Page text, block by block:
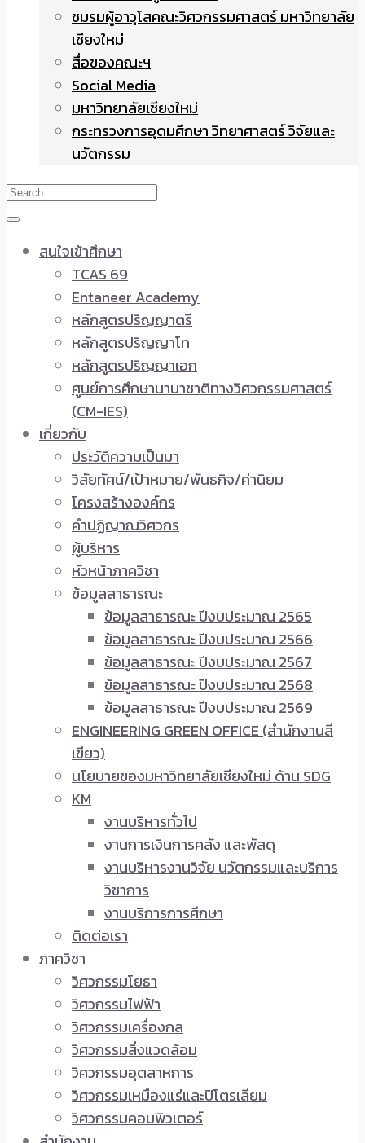
ชมรมผู้อาวุโสคณะวิศวกรรมศาสตร์ มหาวิทยาลัย
เชียงใหม่
สื่อของคณะฯ
Social Media
มหาวิทยาลัยเชียงใหม่
กระทรวงการอุดมศึกษา วิทยาศาสตร์ วิจัยและ
นวัตกรรม
สนใจเข้าศึกษา
TCAS 69
Entaneer Academy
หลักสูตรปริญญาตรี
หลักสูตรปริญญาโท
หลักสูตรปริญญาเอก
ศูนย์การศึกษานานาชาติทางวิศวกรรมศาสตร์
(CM-IES)
เกี่ยวกับ
ประวัติความเป็นมา
วิสัยทัศน์/เป้าหมาย/พันธกิจ/ค่านิยม
โครงสร้างองค์กร
คำปฏิญาณวิศวกร
ผู้บริหาร
หัวหน้าภาควิชา
ข้อมูลสาธารณะ
ข้อมูลสาธารณะ ปีงบประมาณ 2565
ข้อมูลสาธารณะ ปีงบประมาณ 2566
ข้อมูลสาธารณะ ปีงบประมาณ 2567
ข้อมูลสาธารณะ ปีงบประมาณ 2568
ข้อมูลสาธารณะ ปีงบประมาณ 2569
ENGINEERING GREEN OFFICE (สำนักงานสี
เขียว)
นโยบายของมหาวิทยาลัยเชียงใหม่ ด้าน SDG
KM
งานบริหารทั่วไป
งานการเงินการคลัง และพัสดุ
งานบริหารงานวิจัย นวัตกรรมและบริการ
วิชาการ
งานบริการการศึกษา
ติดต่อเรา
ภาควิชา
วิศวกรรมโยธา
วิศวกรรมไฟฟ้า
วิศวกรรมเครื่องกล
วิศวกรรมสิ่งแวดล้อม
วิศวกรรมอุตสาหการ
วิศวกรรมเหมืองแร่และปิโตรเลียม
วิศวกรรมคอมพิวเตอร์